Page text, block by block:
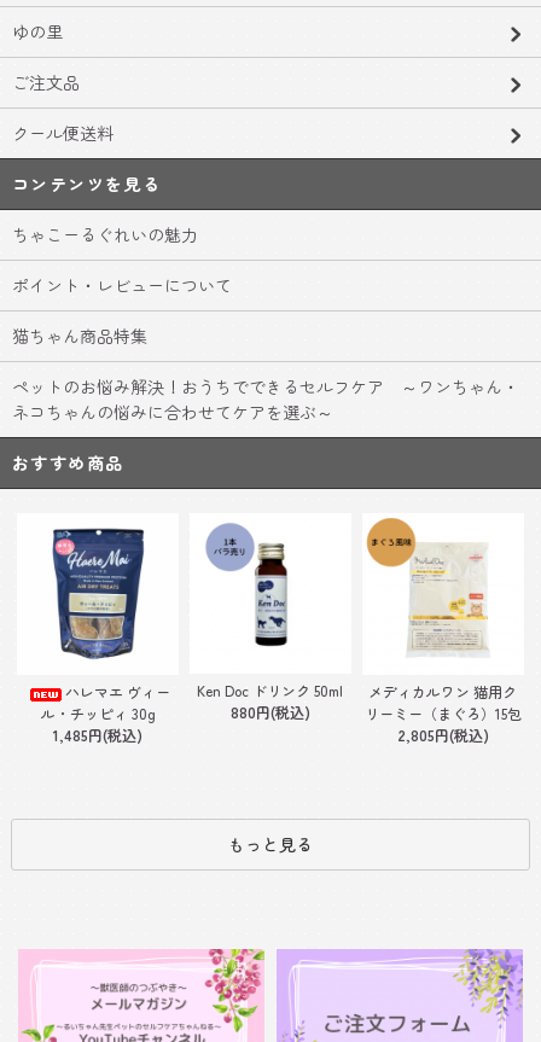
ゆの里
ご注文品
クール便送料
コンテンツを見る
ちゃこーるぐれいの魅力
ポイント・レビューについて
猫ちゃん商品特集
ペットのお悩み解決！おうちでできるセルフケア ～ワンちゃん・
ネコちゃんの悩みに合わせてケアを選ぶ～
おすすめ商品
ハレマエ ヴィー
ル・チッピィ 30g
1,485円(税込)
Ken Doc ドリンク 50ml
880円(税込)
メディカルワン 猫用ク
リーミー（まぐろ）15包
2,805円(税込)
もっと見る